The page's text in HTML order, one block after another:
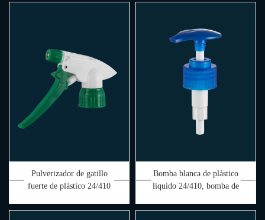
Pulverizador de gatillo
fuerte de plástico 24/410
jardín doméstico
Bomba blanca de plástico
líquido 24/410, bomba de
China